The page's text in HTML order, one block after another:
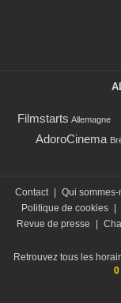
Filmstarts Allemagne
AdoroCinema
Contact | Qui
Politique de cookies |
Revue de presse
|
Retrouvez tous les
0